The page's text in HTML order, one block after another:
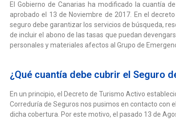
El Gobierno de Canarias ha modificado la cuantía
aprobado el 13 de Noviembre de 2017.
En el
seguro debe garantizar los servicios de búsqueda,
de incluir el abono de las tasas que puedan
personales y materiales afectos al Grupo de
¿Qué cuantía debe cubrir el Seguro
En un principio, el Decreto de Turismo Activo
Correduría de Seguros nos pusimos en contacto con
dicha cobertura. Por este motivo, el pasado 13 de